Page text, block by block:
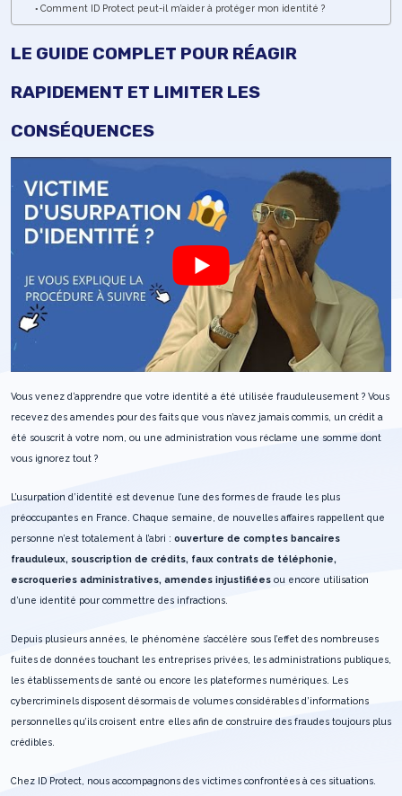
Comment ID Protect peut-il m’aider à protéger mon identité ?
LE GUIDE COMPLET POUR RÉAGIR
RAPIDEMENT ET LIMITER LES
CONSÉQUENCES
Vous venez d’apprendre que votre identité a été utilisée frauduleusement ? Vous
recevez des amendes pour des faits que vous n’avez jamais commis, un crédit a
été souscrit à votre nom, ou une administration vous réclame une somme dont
vous ignorez tout ?
L’usurpation d’identité est devenue l’une des formes de fraude les plus
préoccupantes en France. Chaque semaine, de nouvelles affaires rappellent que
personne n’est totalement à l’abri : ouverture de comptes bancaires
frauduleux, souscription de crédits, faux contrats de téléphonie,
escroqueries administratives, amendes injustifiées ou encore utilisation
d’une identité pour commettre des infractions.
Depuis plusieurs années, le phénomène s’accélère sous l’effet des nombreuses
fuites de données touchant les entreprises privées, les administrations publiques,
les établissements de santé ou encore les plateformes numériques. Les
cybercriminels disposent désormais de volumes considérables d’informations
personnelles qu’ils croisent entre elles afin de construire des fraudes toujours plus
crédibles.
Chez ID Protect, nous accompagnons des victimes confrontées à ces situations.